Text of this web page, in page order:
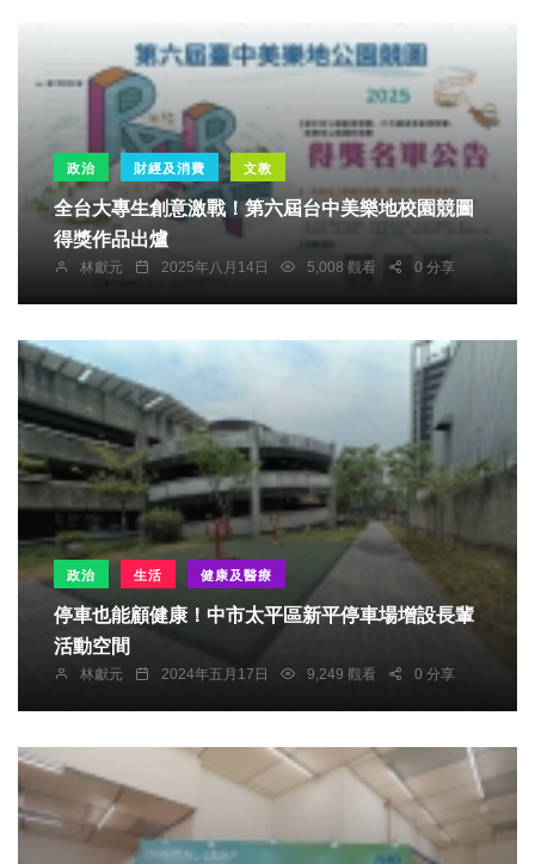
政治 財經及消費 文教
全台大專生創意激戰！第六屆台中美樂地校園競圖
得獎作品出爐
林獻元 2025年八月14日 5,008 觀看 0 分享
政治 生活 健康及醫療
停車也能顧健康！中市太平區新平停車場增設長輩
活動空間
林獻元 2024年五月17日 9,249 觀看 0 分享